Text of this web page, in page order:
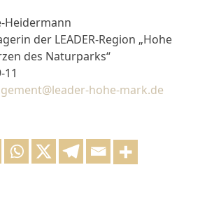
Heidermann
der LEADER-Region „Hohe
des Naturparks“
11
hohe-mark.de